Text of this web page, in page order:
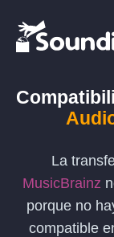
La
MusicBrainz
porque no
compatible